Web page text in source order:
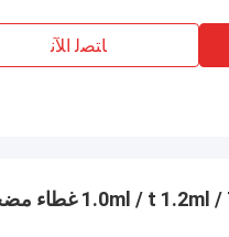
ﺎﺘﺼﻟ ﺍﻶﻧ